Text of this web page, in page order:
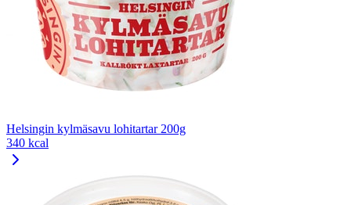
Helsingin kylmäsavu lohitartar 200g
340 kcal